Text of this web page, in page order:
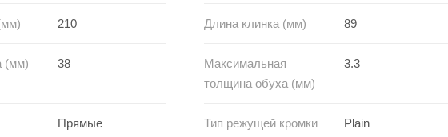
210 Длина клинка (мм) 89
(мм) 38
Максимальная
толщина обуха (мм)
3.3
Прямые Тип режущей кромки Plain